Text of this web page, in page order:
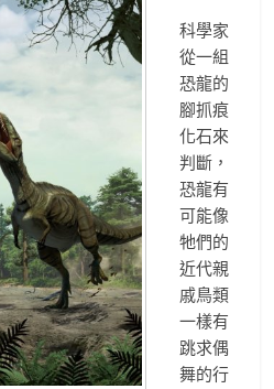
科學家
從一組
恐龍的
腳抓痕
化石來
判斷，
恐龍有
可能像
牠們的
近代親
戚鳥類
一樣有
跳求偶
舞的行